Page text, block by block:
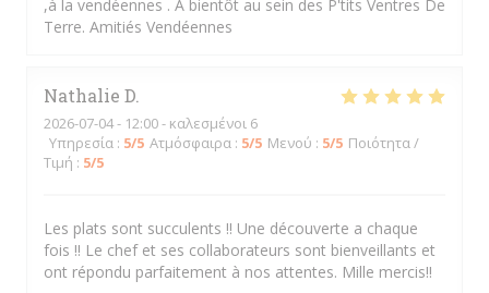
,à la vendéennes . A bientôt au sein des P'tits Ventres De
Terre. Amitiés Vendéennes
Nathalie D
2026-07-04- 12:00 - καλεσμένοι 6
Υπηρεσία : 5/5 Ατμόσφαιρα : 5/5 Μενού : 5/5 Ποιότητα /
Τιμή : 5/5
Les plats sont succulents !! Une découverte a chaque
fois !! Le chef et ses collaborateurs sont bienveillants et
ont répondu parfaitement à nos attentes. Mille mercis!!